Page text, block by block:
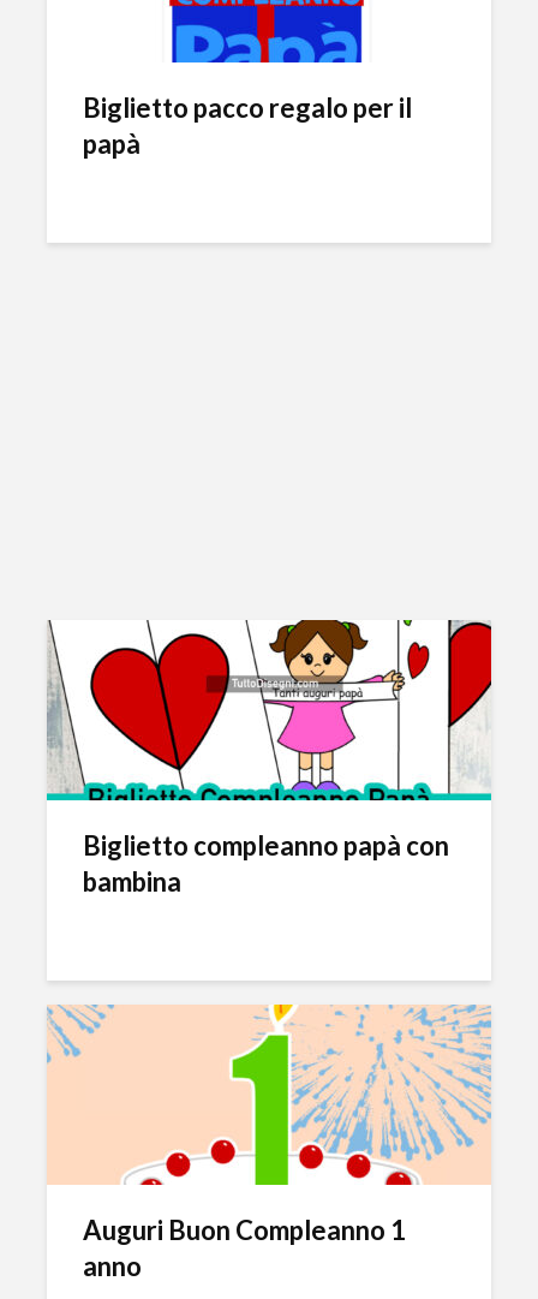
Biglietto pacco regalo per il
papà
Biglietto compleanno papà con
bambina
Auguri Buon Compleanno 1
anno